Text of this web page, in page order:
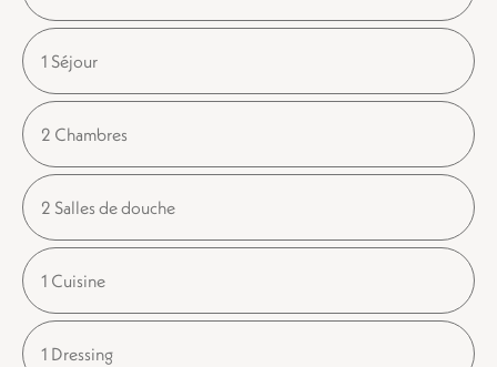
1 Séjour
2 Chambres
2 Salles de douche
1 Cuisine
1 Dressing